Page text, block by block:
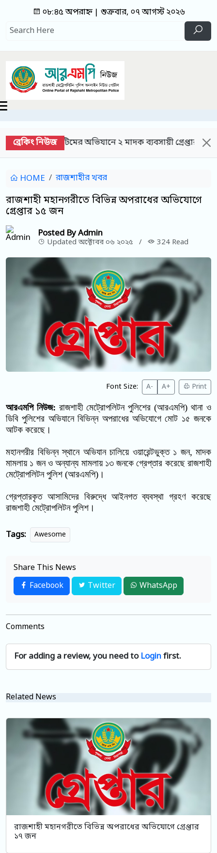
০৮:৪৫ অপরাহ্ন | শুক্রবার, ০৭ আগস্ট ২০২৬
ব্রেকিং নিউজ
টিমের অভিযানে ২ মাদক ব্যবসায়ী গ্রেপ্তার; হেরোইন,
HOME রাজশাহীর খবর
রাজশাহী মহানগরীতে বিভিন্ন অপরাধের অভিযোগে
গ্রেপ্তার ১৫ জন
Posted By Admin
Updated অক্টোবর ০৬ ২০২৫ / 324 Read
Font Size: A- A+ Print
আরএমপি নিউজ: রাজশাহী মেট্রোপলিটন পুলিশের (আরএমপি) থানা ও
ডিবি পুলিশের অভিযানে বিভিন্ন অপরাধের অভিযোগে মোট ১৫ জনকে
আটক করেছে।
মহানগরীর বিভিন্ন স্থানে অভিযান চালিয়ে ওয়ারেন্টভুক্ত ১ জন, মাদক
মামলায় ১ জন ও অন্যান্য মামলায় ১৩জনকে গ্রেপ্তার করেছে রাজশাহী
মেট্রোপলিটন পুলিশ (আরএমপি) ।
গ্রেপ্তারকৃত আসামিদের বিরুদ্ধে আইনগত ব্যবস্থা গ্রহণ করেছে
রাজশাহী মেট্রোপলিটন পুলিশ।
Tags: Awesome
Share This News
Facebook
Twitter WhatsApp
Comments
For adding a review, you need to Loginfirst.
Related News
রাজশাহী মহানগরীতে বিভিন্ন অপরাধের অভিযোগে গ্রেপ্তার
১৭ জন